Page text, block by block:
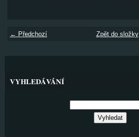
← Předchozí Zpět do složky
VYHLEDÁVÁNÍ